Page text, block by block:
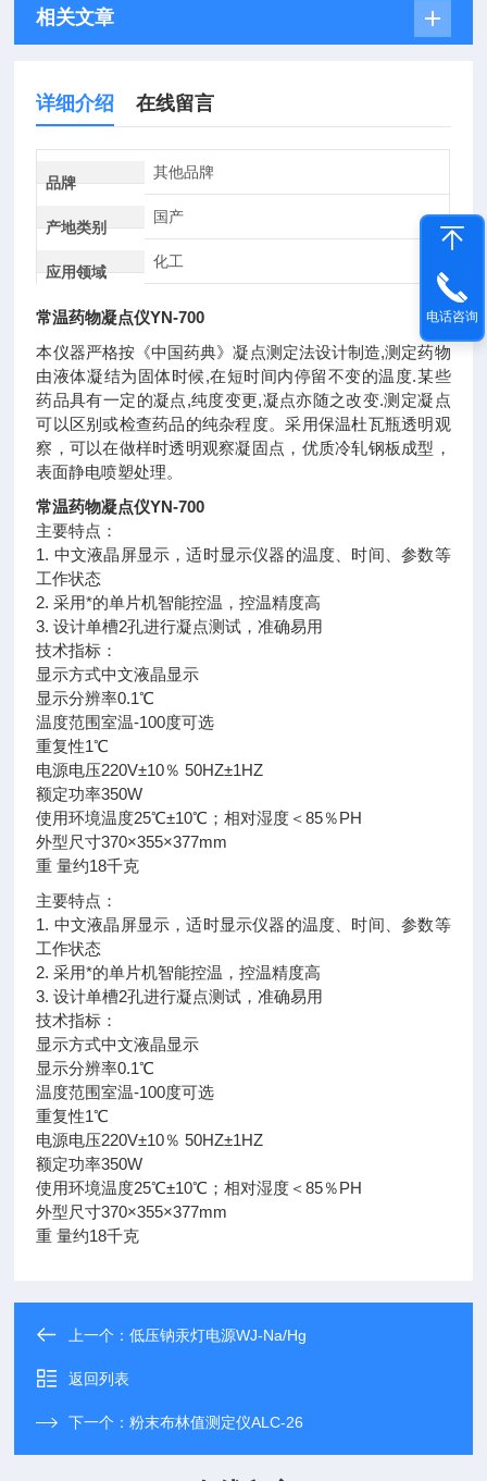
相关文章
详细介绍 在线留言
品牌
其他品牌
产地类别
国产
应用领域
化工
常温药物凝点仪YN-700
本仪器严格按《中国药典》凝点测定法设计制造,测定药物
由液体凝结为固体时候,在短时间内停留不变的温度.某些
药品具有一定的凝点,纯度变更,凝点亦随之改变.测定凝点
可以区别或检查药品的纯杂程度。采用保温杜瓦瓶透明观
察，可以在做样时透明观察凝固点，优质冷轧钢板成型，
表面静电喷塑处理。
常温药物凝点仪YN-700
主要特点：
1. 中文液晶屏显示，适时显示仪器的温度、时间、参数等
工作状态
2. 采用*的单片机智能控温，控温精度高
3. 设计单槽2孔进行凝点测试，准确易用
技术指标：
显示方式中文液晶显示
显示分辨率0.1℃
温度范围室温-100度可选
重复性1℃
电源电压220V±10％ 50HZ±1HZ
额定功率350W
使用环境温度25℃±10℃；相对湿度＜85％PH
外型尺寸370×355×377mm
重 量约18千克
主要特点：
1. 中文液晶屏显示，适时显示仪器的温度、时间、参数等
工作状态
2. 采用*的单片机智能控温，控温精度高
3. 设计单槽2孔进行凝点测试，准确易用
技术指标：
显示方式中文液晶显示
显示分辨率0.1℃
温度范围室温-100度可选
重复性1℃
电源电压220V±10％ 50HZ±1HZ
额定功率350W
使用环境温度25℃±10℃；相对湿度＜85％PH
外型尺寸370×355×377mm
重 量约18千克
上一个：低压钠汞灯电源WJ-Na/Hg
返回列表
下一个：粉末布林值测定仪ALC-26
电话咨询